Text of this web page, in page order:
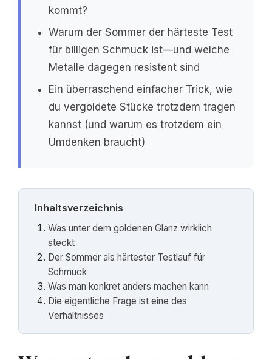
kommt?
Warum der Sommer der härteste Test
für billigen Schmuck ist—und welche
Metalle dagegen resistent sind
Ein überraschend einfacher Trick, wie
du vergoldete Stücke trotzdem tragen
kannst (und warum es trotzdem ein
Umdenken braucht)
Inhaltsverzeichnis
Was unter dem goldenen Glanz wirklich
steckt
Der Sommer als härtester Testlauf für
Schmuck
Was man konkret anders machen kann
Die eigentliche Frage ist eine des
Verhältnisses